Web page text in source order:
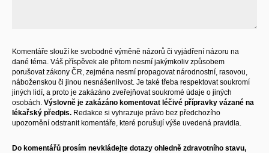
Komentáře slouží ke svobodné výměně názorů či vyjádření názoru na
dané téma. Váš příspěvek ale přitom nesmí jakýmkoliv způsobem
porušovat zákony ČR, zejména nesmí propagovat národnostní, rasovou,
náboženskou či jinou nesnášenlivost. Je také třeba respektovat soukromí
jiných lidí, a proto je zakázáno zveřejňovat soukromé údaje o jiných
osobách. Výslovně je zakázáno komentovat léčivé přípravky vázané na
lékařský předpis. Redakce si vyhrazuje právo bez předchozího
upozornění odstranit komentáře, které porušují výše uvedená pravidla.
Do komentářů prosím nevkládejte dotazy ohledně zdravotního stavu,